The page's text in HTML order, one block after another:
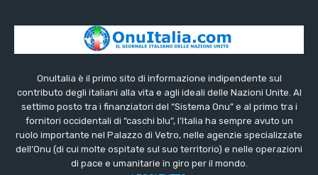
OnuItalia è il primo sito di informazione indipendente sul
contributo degli italiani alla vita e agli ideali delle Nazioni Unite. Al
settimo posto tra i finanziatori del “Sistema Onu” e al primo tra i
fornitori occidentali di “caschi blu”, l’Italia ha sempre avuto un
ruolo importante nel Palazzo di Vetro, nelle agenzie specializzate
dell’Onu (di cui molte ospitate sul suo territorio) e nelle operazioni
di pace e umanitarie in giro per il mondo.